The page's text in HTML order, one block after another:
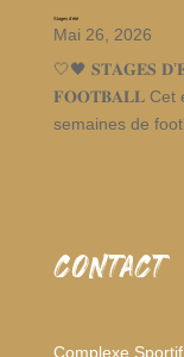
Stages d’été
Mai 26, 2026
🤍🖤 𝐒𝐓𝐀𝐆𝐄𝐒
𝐅𝐎𝐎𝐓𝐁𝐀𝐋𝐋 Cet
semaines de
CONTACT
Complexe